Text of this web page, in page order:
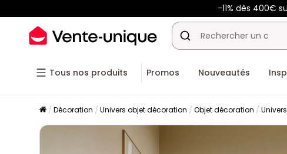
-11% dès 400€
Tous nos produits Promos Nouveautés
Décoration Univers objet décoration Objet décoration